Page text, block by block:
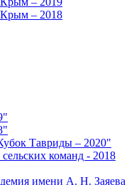
– 2018
Тавриды – 2020"
команд - 2018
имени А. Н. Заяева